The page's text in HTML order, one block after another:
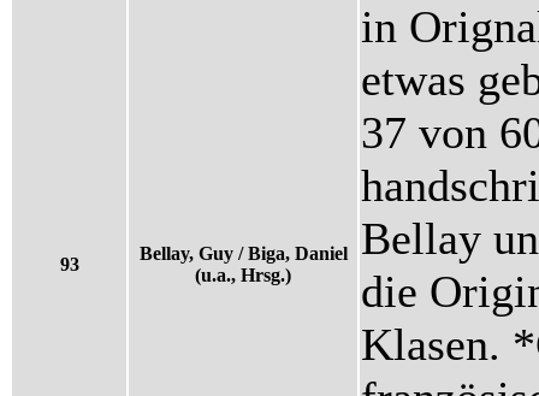
93
Bellay, Guy / Biga, Daniel
(u.a., Hrsg.)
in
etwas
37 von
Bellay
die
Klasen.